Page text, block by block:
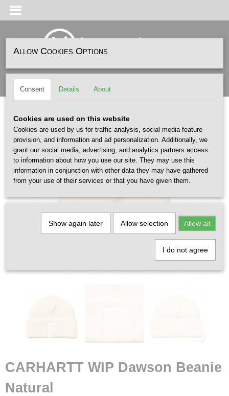
Log in Register SHOPPING CART
(0)
Home>HEADWEAR>BEANIES>CARHARTT WIP Dawson Beanie Natural
CARHARTT WIP Dawson Beanie
Natural
Allow Cookies Options
Consent Details About
Cookies are used on this website
Cookies are used by us for traffic analysis, social media feature
provision, and information and ad personalization. Additionally, we
grant our social media, advertising, and analytics partners access
to information about how you use our site. They may use this
information in conjunction with other data they may have gathered
from your use of their services or that you have given them.
Show again later Allow selection Allow all
I do not agree